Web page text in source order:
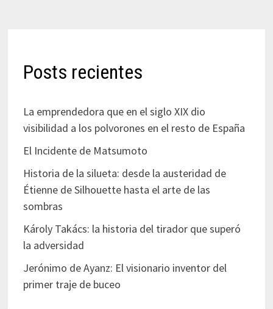
Posts recientes
La emprendedora que en el siglo XIX dio
visibilidad a los polvorones en el resto de España
El Incidente de Matsumoto
Historia de la silueta: desde la austeridad de
Étienne de Silhouette hasta el arte de las
sombras
Károly Takács: la historia del tirador que superó
la adversidad
Jerónimo de Ayanz: El visionario inventor del
primer traje de buceo